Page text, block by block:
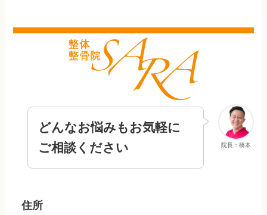
院長：橋本
どんなお悩みもお気軽に
ご相談ください
住所